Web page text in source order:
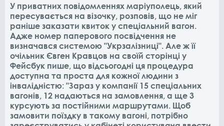
У приватних повідомленнях маріуполець, який
пересувається на візочку, розповів, що не міг
раніше заказати квиток у спеціальний вагон.
Адже номер паперового посвідчення не
визначався системою "Укрзалізниці". Але ж її
очільник Євген Кравцов на своїй сторінці у
Фейсбук пише, що відсьогодні ця процедура
доступна та проста для кожної людини з
інвалідністю: "Зараз у компанії 15 спеціальних
вагонів, 12 надаються на замовлення, а ще 3
курсують за постійними маршрутами. Щоб
замовити поїздку в такому вагоні, потрібно